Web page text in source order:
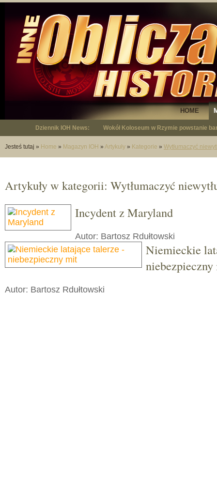
HOME
Dziennik IOH News: Wokół Koloseum w Rzymie powstanie
Jesteś tutaj » Home » Magazyn IOH » Artykuły » Kategorie » Wytłumaczyć
Artykuły w kategorii: Wytłumaczyć
Incydent z Maryland
Autor: Bartosz Rdułtowski
Niemieckie
Autor: Bartosz Rdułtowski